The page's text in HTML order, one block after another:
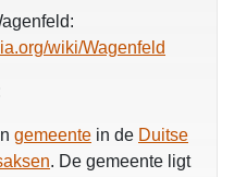
wiki/Wagenfeld
gemeente in de Duitse
. De gemeente ligt